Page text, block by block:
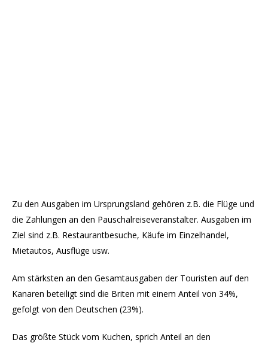
Zu den Ausgaben im Ursprungsland gehören z.B. die Flüge und
die Zahlungen an den Pauschalreiseveranstalter. Ausgaben im
Ziel sind z.B. Restaurantbesuche, Käufe im Einzelhandel,
Mietautos, Ausflüge usw.
Am stärksten an den Gesamtausgaben der Touristen auf den
Kanaren beteiligt sind die Briten mit einem Anteil von 34%,
gefolgt von den Deutschen (23%).
Das größte Stück vom Kuchen, sprich Anteil an den